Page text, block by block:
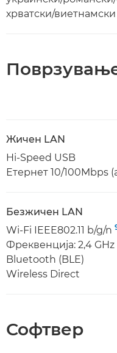
хрватски/виетнамски
Жичен LAN
Hi-Speed USB
Етернет 10/100Mbps
Безжичен LAN
Wi-Fi IEEE802.11 b/g/n
Фреквенција: 2,4 GHz
Bluetooth (BLE)
Wireless Direct
Софтвер